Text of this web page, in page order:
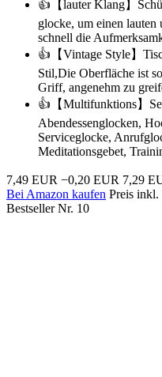
👍【lauter Klang】
glocke, um einen
schnell die
👍【Vintage Style】
Stil,Die Oberfläche ist
Griff, angenehm zu
👍【Multifunktions】
Abendessenglocken,
Serviceglocke,
Meditationsgebet,
7,49 EUR −0,20 EUR 7,29
Bei Amazon kaufen Preis inkl.
Bestseller Nr. 10